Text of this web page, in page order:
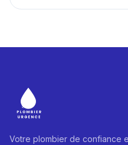
Votre plombier de confiance